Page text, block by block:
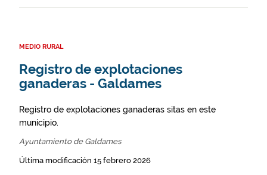
MEDIO RURAL
Registro de explotaciones
ganaderas - Galdames
Registro de explotaciones ganaderas sitas en este
municipio.
Ayuntamiento de Galdames
Última modificación 15 febrero 2026